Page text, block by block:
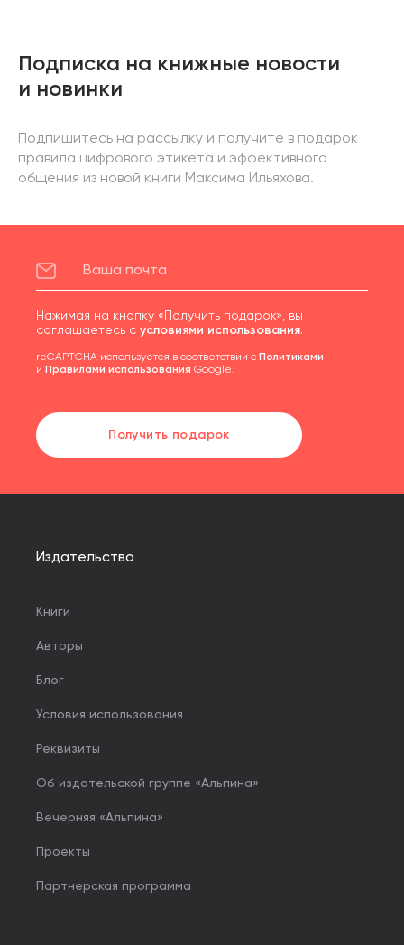
Подписка на книжные новости
и новинки
Подпишитесь на рассылку и получите в подарок
правила цифрового этикета и эффективного
общения из новой книги Максима Ильяхова.
Нажимая на кнопку «Получить подарок», вы
соглашаетесь с условиями использования.
reCAPTCHA используется в соответствии с Политиками
и Правилами использования Google.
Получить подарок
Издательство
Книги
Авторы
Блог
Условия использования
Реквизиты
Об издательской группе «Альпина»
Вечерняя «Альпина»
Проекты
Партнерская программа